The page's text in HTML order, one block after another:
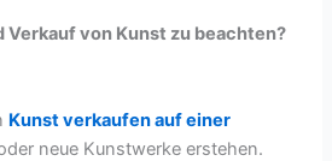
Verkauf von Kunst zu beachten?
Kunst verkaufen auf einer
neue Kunstwerke erstehen.